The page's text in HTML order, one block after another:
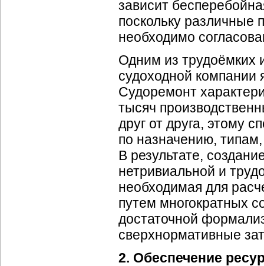
зависит
поскольку различные
необходимо
Одним из трудоёмких
судоходной компании
Судоремонт
тысяч
друг от друга, этому
по назначению,
В результате,
нетривиальной и
необходимая для
путем многократных
достаточной
сверхнормативные
2. Обеспечение